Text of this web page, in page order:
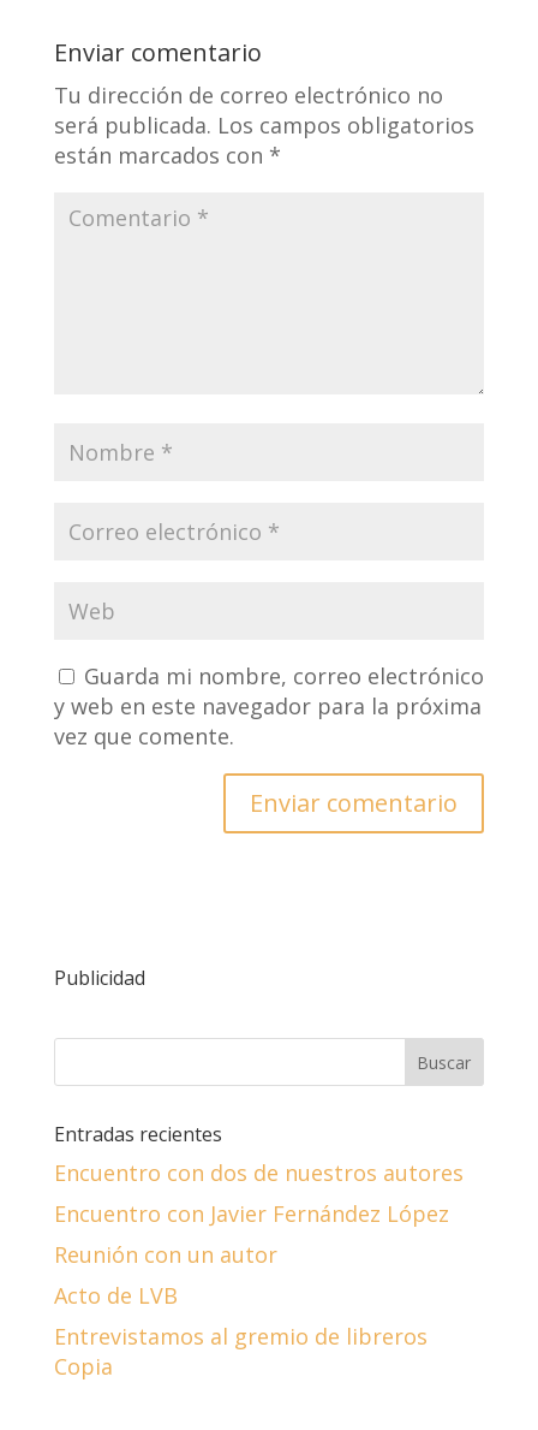
Enviar comentario
Tu dirección de correo electrónico no
será publicada. Los campos obligatorios
están marcados con *
Guarda mi nombre, correo electrónico
y web en este navegador para la próxima
vez que comente.
Publicidad
Entradas recientes
Encuentro con dos de nuestros autores
Encuentro con Javier Fernández López
Reunión con un autor
Acto de LVB
Entrevistamos al gremio de libreros
Copia